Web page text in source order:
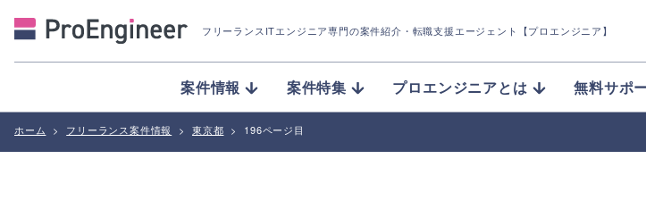
フリーランスITエンジニア専門の案件紹介 ・転職支援エージェント【プロエンジニア】
案件情報 案件特集 プロエンジニアとは 無料サポ
ホーム > フリーランス案件情報 > 東京都 > 196ページ目